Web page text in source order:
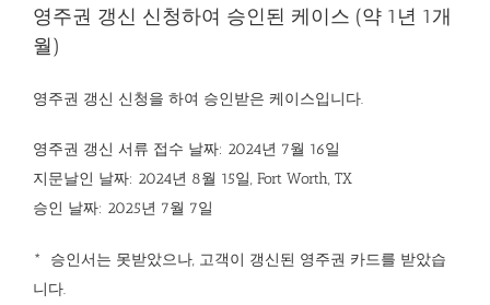
영주권 갱신 신청하여 승인된 케이스 (약 1년 1개
월)
영주권 갱신 신청을 하여 승인받은 케이스입니다.
영주권 갱신 서류 접수 날짜: 2024년 7월 16일
지문날인 날짜: 2024년 8월 15일, Fort Worth, TX
승인 날짜: 2025년 7월 7일
* 승인서는 못받았으나, 고객이 갱신된 영주권 카드를 받았습
니다.